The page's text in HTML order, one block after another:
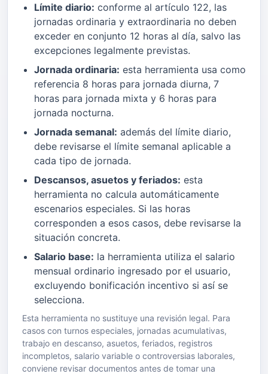
Límite diario: conforme al artículo 122, las
jornadas ordinaria y extraordinaria no deben
exceder en conjunto 12 horas al día, salvo las
excepciones legalmente previstas.
Jornada ordinaria: esta herramienta usa como
referencia 8 horas para jornada diurna, 7
horas para jornada mixta y 6 horas para
jornada nocturna.
Jornada semanal: además del límite diario,
debe revisarse el límite semanal aplicable a
cada tipo de jornada.
Descansos, asuetos y feriados: esta
herramienta no calcula automáticamente
escenarios especiales. Si las horas
corresponden a esos casos, debe revisarse la
situación concreta.
Salario base: la herramienta utiliza el salario
mensual ordinario ingresado por el usuario,
excluyendo bonificación incentivo si así se
selecciona.
Esta herramienta no sustituye una revisión legal. Para
casos con turnos especiales, jornadas acumulativas,
trabajo en descanso, asuetos, feriados, registros
incompletos, salario variable o controversias laborales,
conviene revisar documentos antes de tomar una